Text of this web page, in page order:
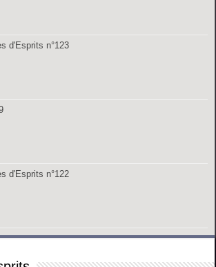
d'Esprits n°123
d'Esprits n°122